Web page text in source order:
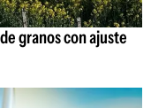
granos con ajuste